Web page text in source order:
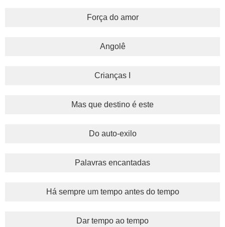
Força do amor
Angolê
Crianças I
Mas que destino é este
Do auto-exilo
Palavras encantadas
Há sempre um tempo antes do tempo
Dar tempo ao tempo